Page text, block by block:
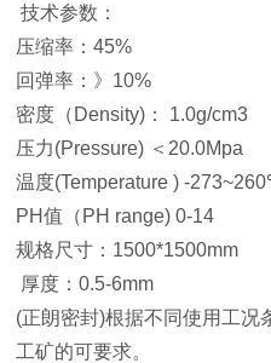
技术参数：
压缩率：45%
回弹率：》10%
密度（Density)： 1.0g/cm3
压力(Pressure) ＜20.0Mpa
温度(Temperature ) -
PH值（PH range) 0-14
规格尺寸：1500*1500mm
厚度：0.5-6mm
(正朗密封)根据不同使用工况
工矿的可要求。